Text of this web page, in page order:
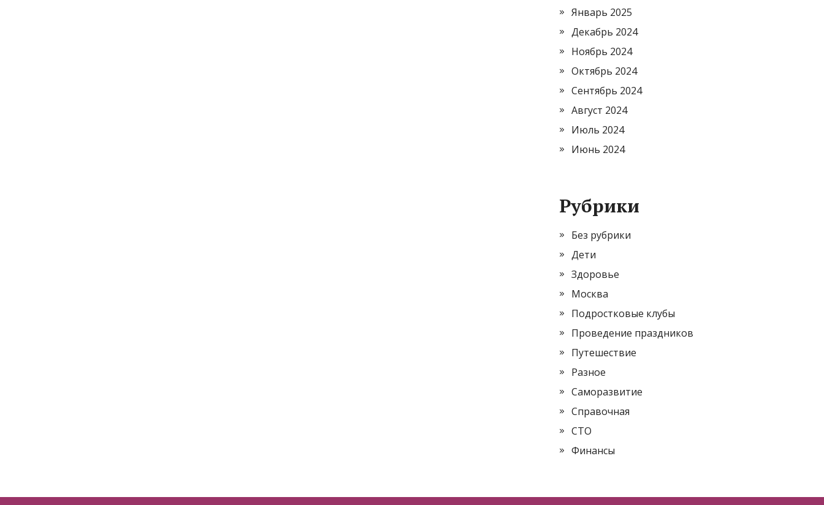
Январь 2025
Декабрь 2024
Ноябрь 2024
Октябрь 2024
Сентябрь 2024
Август 2024
Июль 2024
Июнь 2024
Рубрики
Без рубрики
Дети
Здоровье
Москва
Подростковые клубы
Проведение праздников
Путешествие
Разное
Саморазвитие
Справочная
СТО
Финансы